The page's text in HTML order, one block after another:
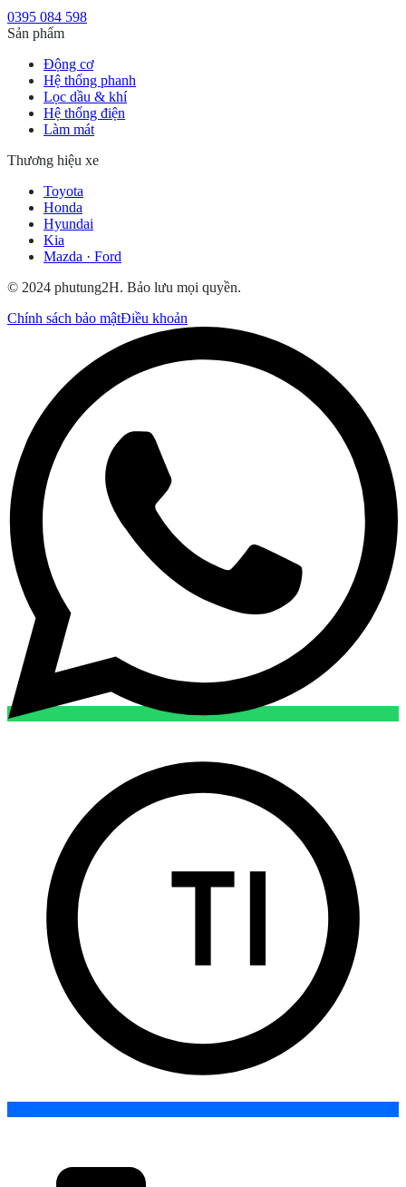
0395 084 598
Sản phẩm
Động cơ
Hệ thống phanh
Lọc dầu & khí
Hệ thống điện
Làm mát
Thương hiệu xe
Toyota
Honda
Hyundai
Kia
Mazda · Ford
© 2024 phutung2H. Bảo lưu mọi quyền.
Chính sách bảo mậtĐiều khoản